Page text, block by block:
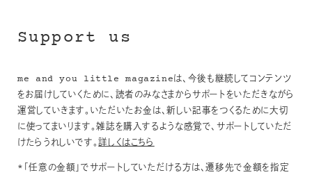
Support us
me and you little magazineは、今後も継続してコンテンツ
をお届けしていくために、読者のみなさまからサポートをいただきながら
運営していきます。いただいたお金は、新しい記事をつくるために大切
に使ってまいります。雑誌を購入するような感覚で、サポートしていただ
けたらうれしいです。詳しくはこちら
*「任意の金額」でサポートしていただける方は、遷移先で金額を指定